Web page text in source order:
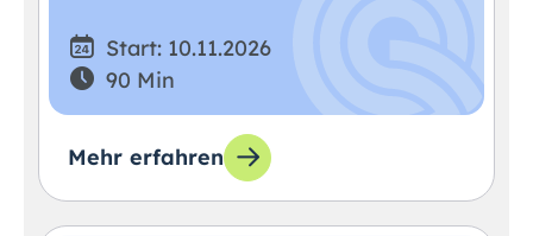
Start: 10.11.2026
90 Min
Mehr erfahren